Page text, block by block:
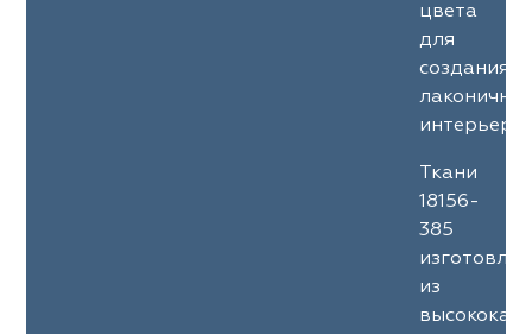
цвета
для
создания
Ткани
18156-
385
из